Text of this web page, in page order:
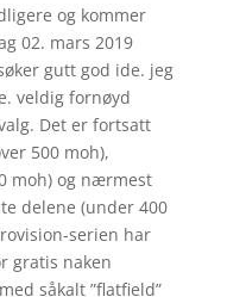
og kommer
02. mars 2019
gutt god ide. jeg
veldig fornøyd
Det er fortsatt
500 moh),
moh) og nærmest
delene (under 400
serien har
gratis naken
såkalt ”flatfield”